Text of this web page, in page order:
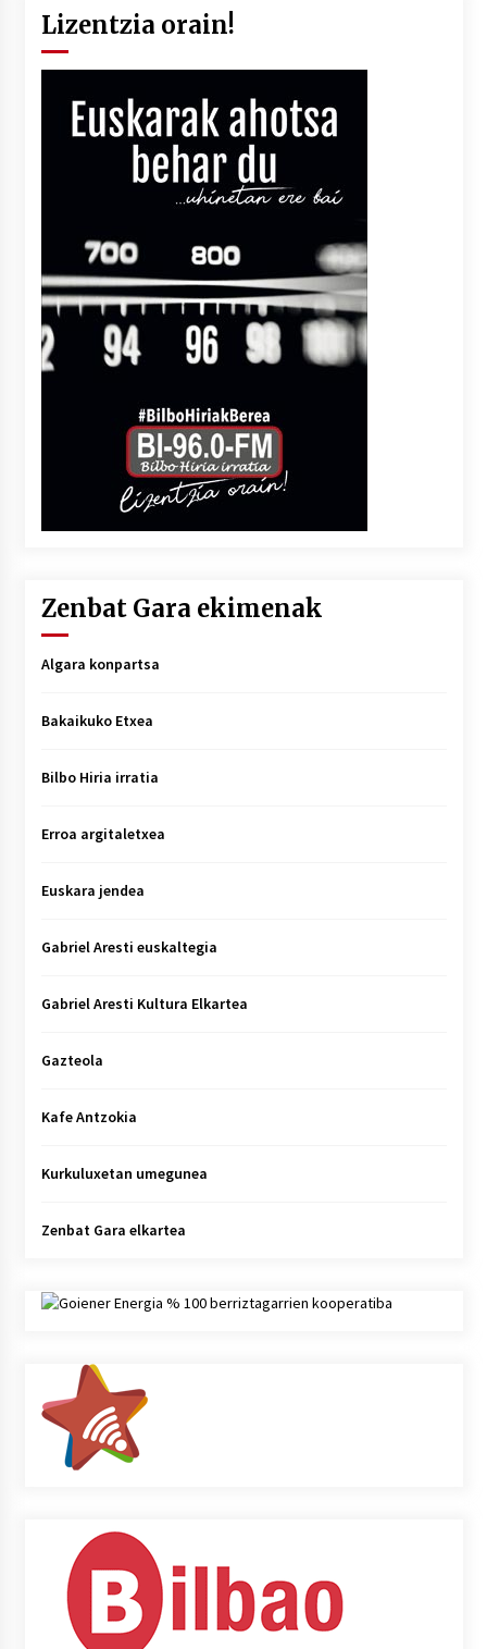
Lizentzia orain!
Zenbat Gara ekimenak
Algara konpartsa
Bakaikuko Etxea
Bilbo Hiria irratia
Erroa argitaletxea
Euskara jendea
Gabriel Aresti euskaltegia
Gabriel Aresti Kultura Elkartea
Gazteola
Kafe Antzokia
Kurkuluxetan umegunea
Zenbat Gara elkartea